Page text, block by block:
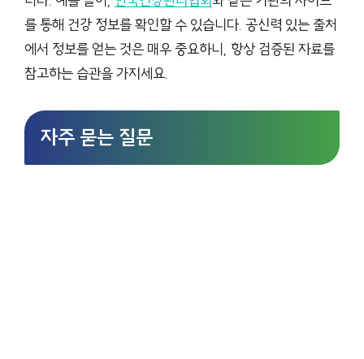
를 통해 건강 정보를 확인할 수 있습니다. 공신력 있는 출처
에서 정보를 얻는 것은 매우 중요하니, 항상 검증된 자료를
참고하는 습관을 가지세요.
자주 묻는 질문